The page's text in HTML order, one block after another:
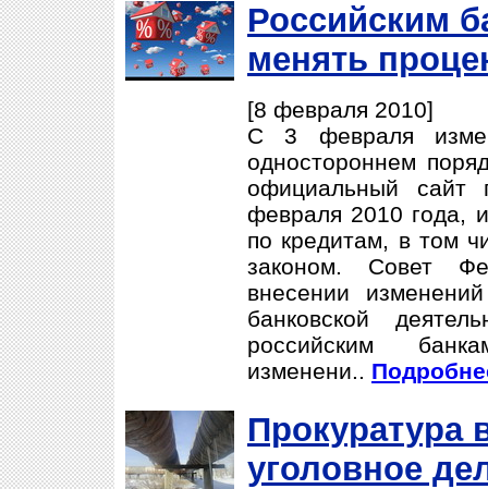
Российским
менять
[8 февраля 2010]
С 3 февраля
одностороннем
официальный сайт
февраля 2010 года,
по кредитам, в том
законом. Совет
внесении
банковской
российским
изменени..
Прокуратура
уголовное